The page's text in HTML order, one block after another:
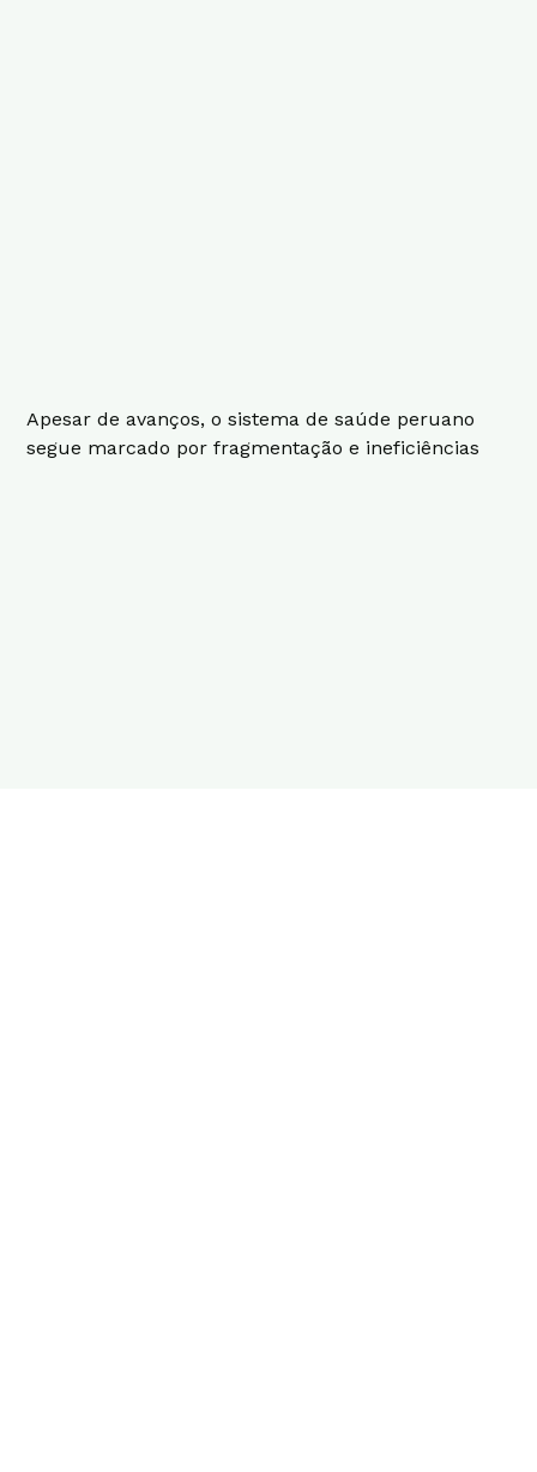
Apesar de avanços, o sistema de saúde peruano
segue marcado por fragmentação e ineficiências